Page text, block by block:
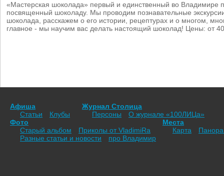
«Мастерская шоколада» первый и единственный во Владимире
посвященный шоколаду. Мы проводим познавательные
шоколада, расскажем о его истории, рецептурах и о многом,
главное - мы научим вас делать настоящий шоколад! Цены: от
Афиша
Статьи
Клубы
Журнал Столица
Персоны
О журнале «100ЛИЦа»
Фото
Старый альбом
Приколы от VladimiRа
Места
Карта
Разные статьи и новости
про Владимир